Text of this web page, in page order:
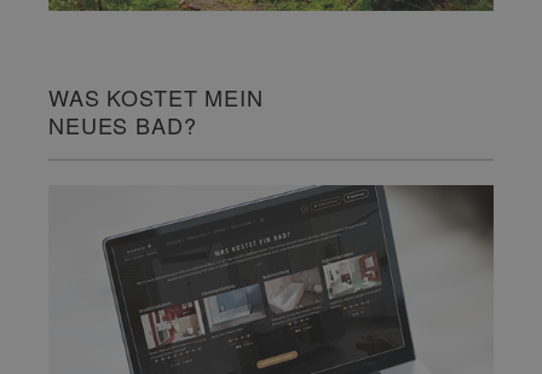
WAS KOSTET MEIN
NEUES BAD?